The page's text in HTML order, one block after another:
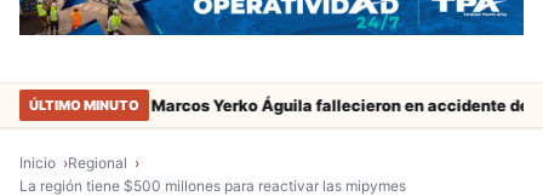
ÚLTIMO MINUTO
de San Marcos Yerko Águila fallecieron en accidente de tránsito
Inicio
Regional
La región tiene $500 millones para reactivar las mipymes